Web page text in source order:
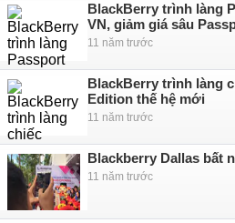
BlackBerry trình làng
VN, giảm giá sâu
11 năm trước
BlackBerry trình làng
Edition thế hệ mới
11 năm trước
Blackberry Dallas bất
11 năm trước